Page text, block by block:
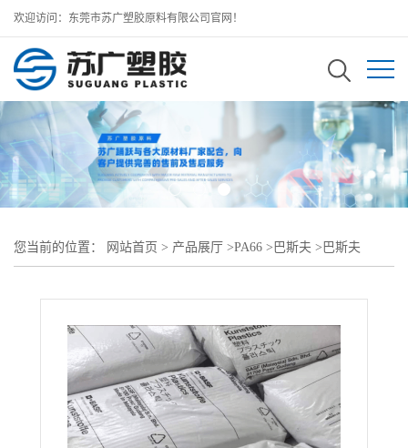
欢迎访问：东莞市苏广塑胶原料有限公司官网！
您当前的位置： 网站首页 > 产品展厅 >PA66 > 巴斯夫 > 巴斯夫